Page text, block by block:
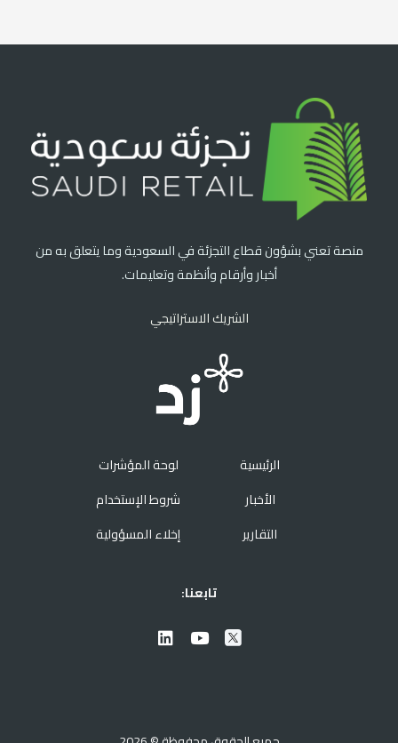
منصة تعني بشؤون قطاع التجزئة في السعودية وما يتعلق به من
أخبار وأرقام وأنظمة وتعليمات.
الشريك الاستراتيجي
الرئيسية
الأخبار
التقارير
لوحة المؤشرات
شروط الإستخدام
إخلاء المسؤولية
تابعنا: